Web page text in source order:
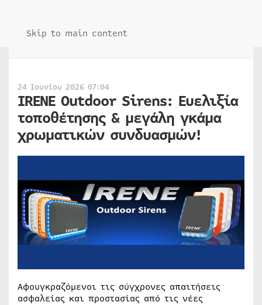
Skip to main content
24 Ιουνίου 2026 07:04
IRENE Outdoor Sirens: Ευελιξία
τοποθέτησης & μεγάλη γκάμα
χρωματικών συνδυασμών!
Αφουγκραζόμενοι τις σύγχρονες απαιτήσεις
ασφαλείας και προστασίας από τις νέες